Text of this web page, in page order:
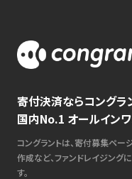
寄付決済ならコングラ
国内No.1 オールイン
コングラントは、寄付募集ペー
作成など、ファンドレイジン
す。